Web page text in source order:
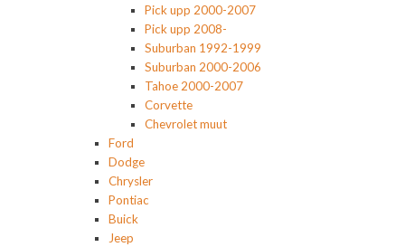
Pick upp 2000-2007
Pick upp 2008-
Suburban 1992-1999
Suburban 2000-2006
Tahoe 2000-2007
Corvette
Chevrolet muut
Ford
Dodge
Chrysler
Pontiac
Buick
Jeep